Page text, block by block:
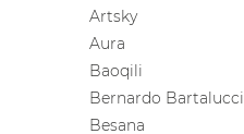
Artsky
Aura
Baoqili
Bernardo Bartalucci
Besana